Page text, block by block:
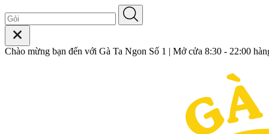
Chào mừng bạn đến với Gà Ta Ngon Số 1 | Mở cửa 8:30 - 22:00